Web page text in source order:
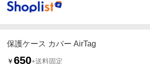
保護ケース カバー AirTag
￥650+送料固定